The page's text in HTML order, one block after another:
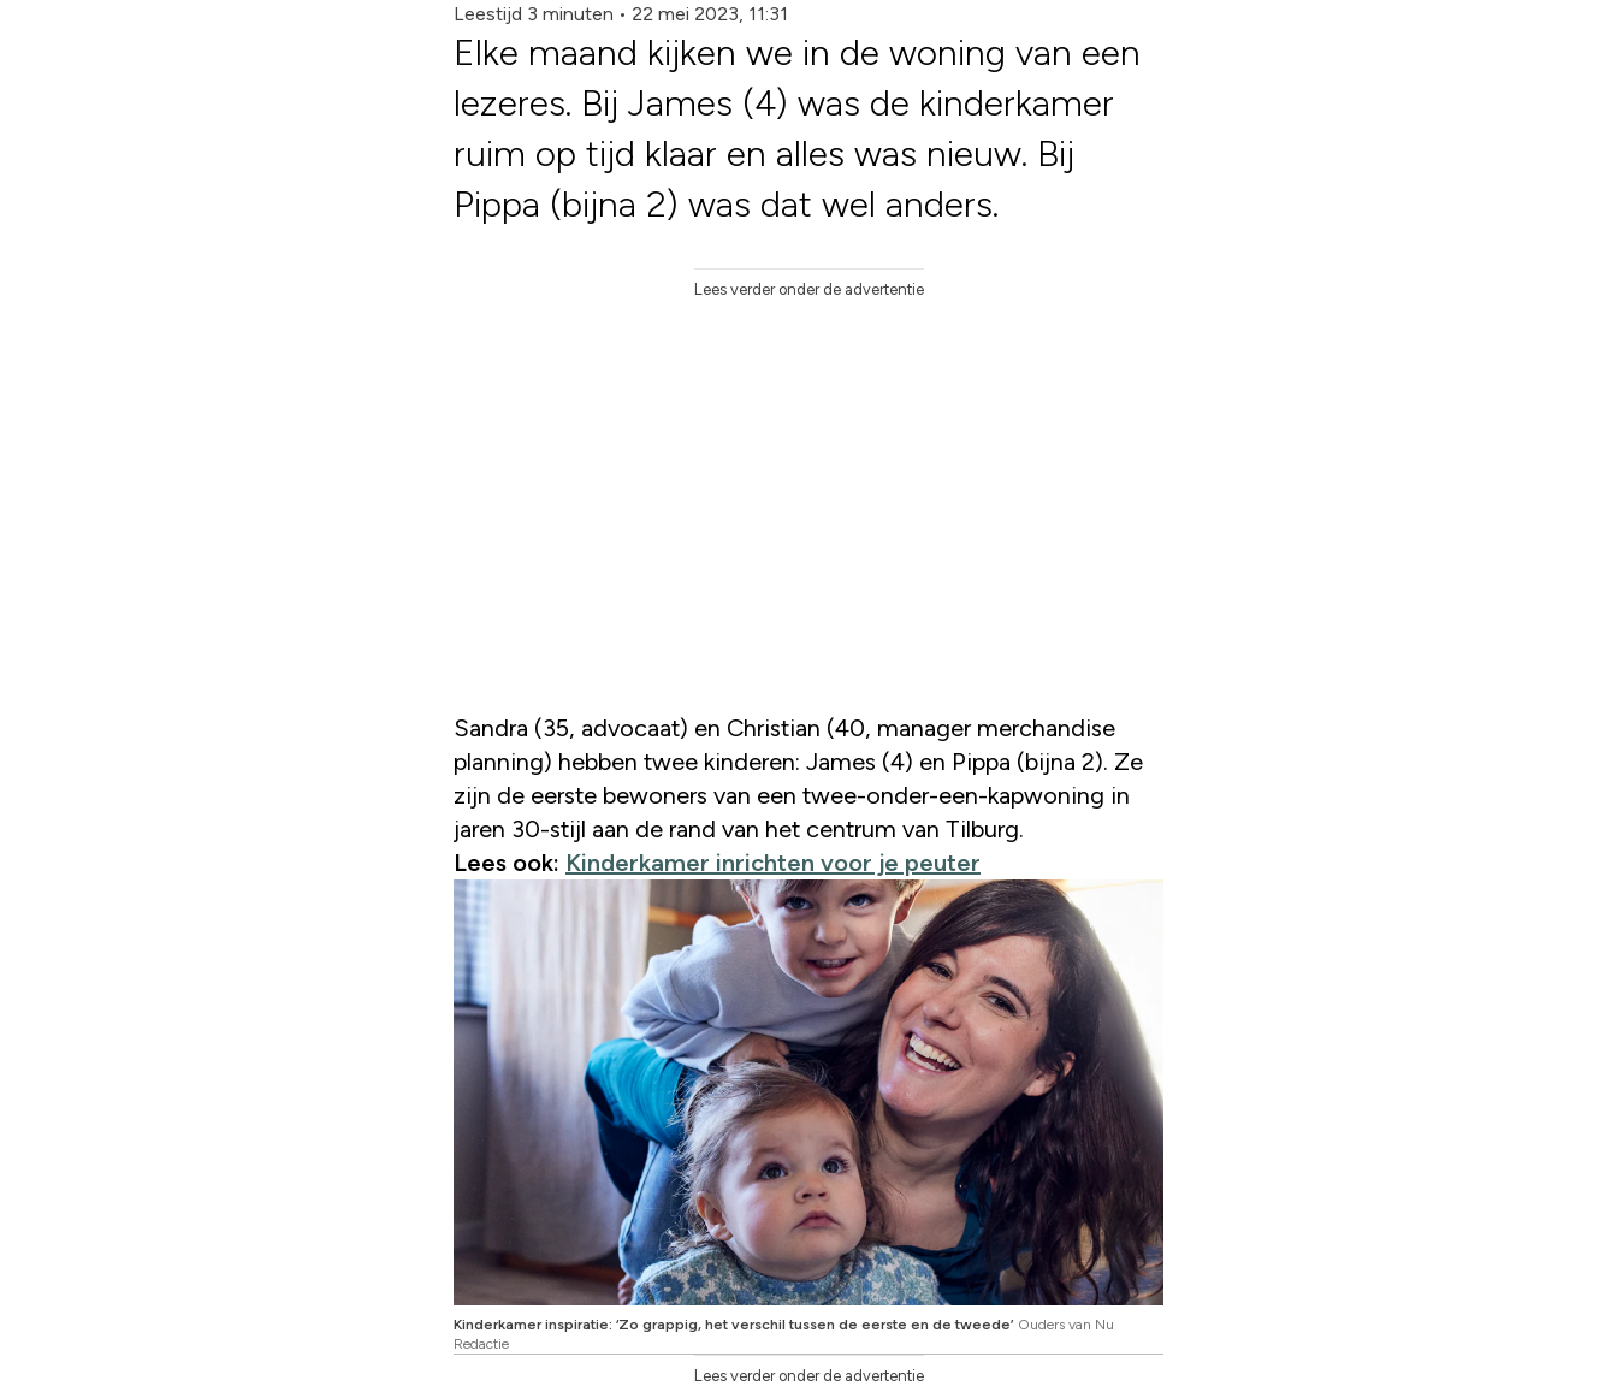
Leestijd 3 minuten • 22 mei 2023, 11:31
Elke maand kijken we in de woning van een
lezeres. Bij James (4) was de kinderkamer
ruim op tijd klaar en alles was nieuw. Bij
Pippa (bijna 2) was dat wel anders.
Lees verder onder de advertentie
Sandra (35, advocaat) en Christian (40, manager merchandise
planning) hebben twee kinderen: James (4) en Pippa (bijna 2). Ze
zijn de eerste bewoners van een twee-onder-een-kapwoning in
jaren 30-stijl aan de rand van het centrum van Tilburg.
Lees ook: Kinderkamer inrichten voor je peuter
Kinderkamer inspiratie: ‘Zo grappig, het verschil tussen de eerste en de tweede’ Ouders van Nu
Redactie
Lees verder onder de advertentie